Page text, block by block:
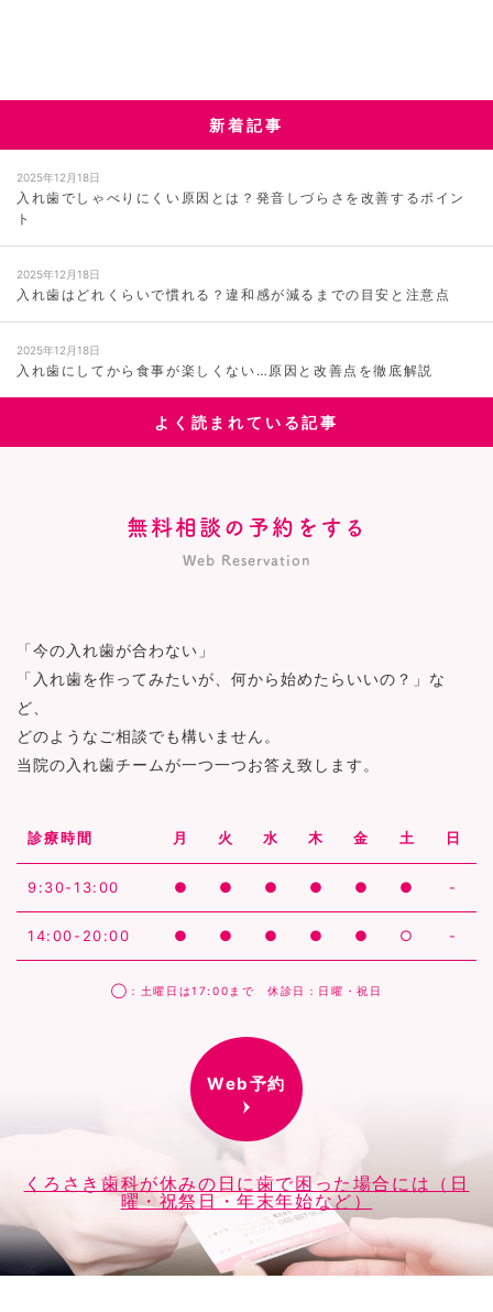
新着記事
2025年12月18日
入れ歯でしゃべりにくい原因とは？発音しづらさを改善するポイン
ト
2025年12月18日
入れ歯はどれくらいで慣れる？違和感が減るまでの目安と注意点
2025年12月18日
入れ歯にしてから食事が楽しくない…原因と改善点を徹底解説
よく読まれている記事
無料相談の予約をする
Web Reservation
「今の入れ歯が合わない」
「入れ歯を作ってみたいが、何から始めたらいいの？」な
ど、
どのようなご相談でも構いません。
当院の入れ歯チームが一つ一つお答え致します。
診療時間 月 火 水 木 金 土 日
9:30-13:00 ● ● ● ● ● ● -
14:00-20:00 ● ● ● ● ● ○ -
◯：土曜日は17:00まで 休診日：日曜・祝日
Web予約
くろさき歯科が休みの日に歯で困った場合には（日
曜・祝祭日・年末年始など）